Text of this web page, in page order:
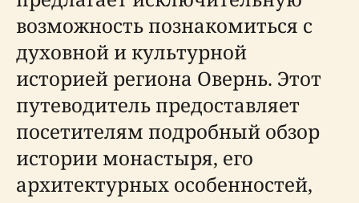
возможность познакомиться с
духовной и культурной
историей региона Овернь. Этот
путеводитель предоставляет
посетителям подробный обзор
истории монастыря, его
архитектурных особенностей,